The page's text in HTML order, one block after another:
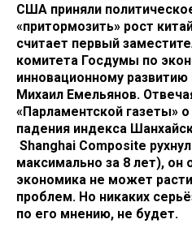
США приняли
«притормозить» рост
считает первый
комитета Госдумы по
инновационному
Михаил Емельянов.
«Парламентской газеты»
падения индекса
Shanghai Composite
максимально за 8 лет), он
экономика не может
проблем. Но никаких
по его мнению, не будет.